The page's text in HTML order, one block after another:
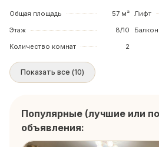
Общая площадь
57 м²
Этаж
8/10
Количество комнат
2
Лифт
Балкон
Показать все (10)
Популярные (лучшие или
объявления: